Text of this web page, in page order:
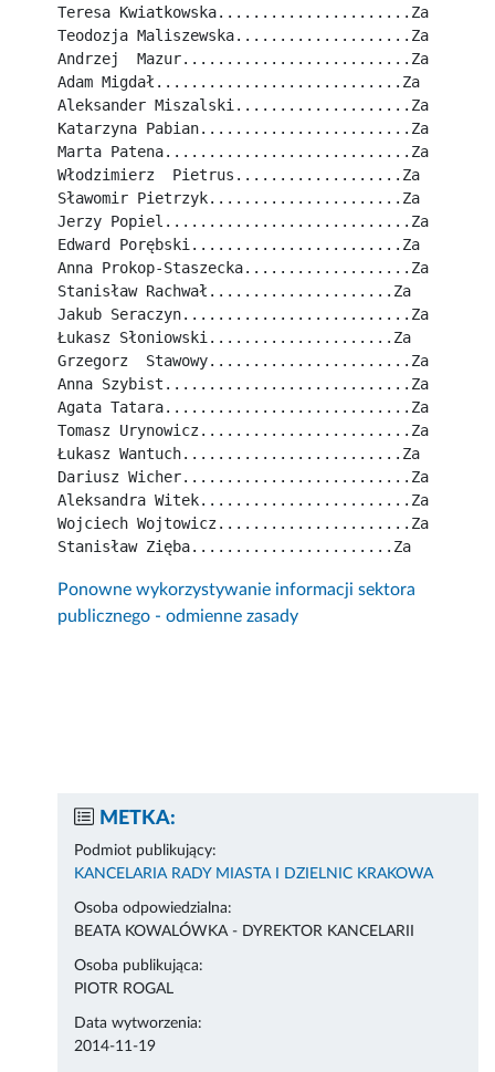
Teresa Kwiatkowska......................Za
Teodozja Maliszewska....................Za
Andrzej  Mazur..........................Za
Adam Migdał............................Za
Aleksander Miszalski....................Za
Katarzyna Pabian........................Za
Marta Patena............................Za
Włodzimierz  Pietrus...................Za
Sławomir Pietrzyk......................Za
Jerzy Popiel............................Za
Edward Porębski........................Za
Anna Prokop-Staszecka...................Za
Stanisław Rachwał.....................Za
Jakub Seraczyn..........................Za
Łukasz Słoniowski.....................Za
Grzegorz  Stawowy.......................Za
Anna Szybist............................Za
Agata Tatara............................Za
Tomasz Urynowicz........................Za
Łukasz Wantuch.........................Za
Dariusz Wicher..........................Za
Aleksandra Witek........................Za
Wojciech Wojtowicz......................Za
Stanisław Zięba.......................Za
Ponowne wykorzystywanie informacji sektora
publicznego - odmienne zasady
METKA:
Podmiot publikujący:
KANCELARIA RADY MIASTA I DZIELNIC KRAKOWA
Osoba odpowiedzialna:
BEATA KOWALÓWKA - DYREKTOR KANCELARII
Osoba publikująca:
PIOTR ROGAL
Data wytworzenia:
2014-11-19